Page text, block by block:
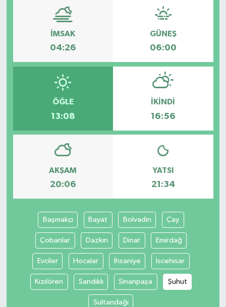
İMSAK
04:26
GÜNEŞ
06:00
ÖĞLE
13:08
İKINDI
16:56
AKŞAM
20:06
YATSI
21:34
Başmakçı Bayat Bolvadin Çay
Çobanlar Dazkırı Dinar Emirdağ
Evciler Hocalar İhsaniye İscehisar
Kızılören Sandıklı Sinanpaşa Şuhut
Sultandağı